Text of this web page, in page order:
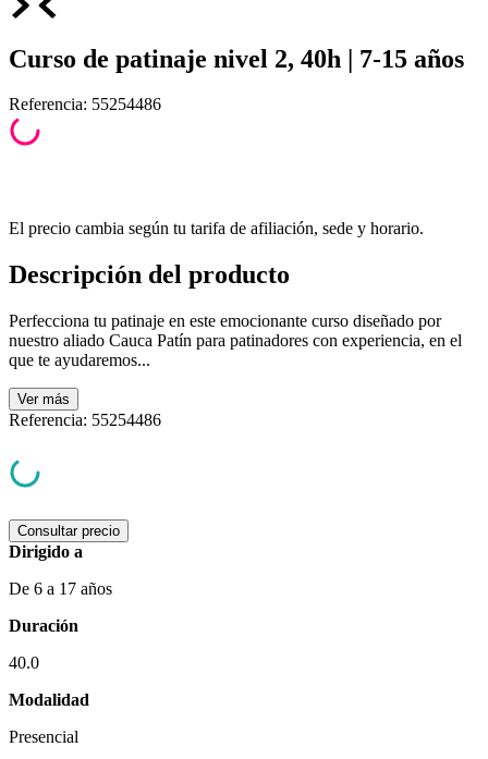
Curso de patinaje nivel 2, 40h | 7-15 años
Referencia: 55254486
El precio cambia según tu tarifa de afiliación, sede y horario.
Descripción del producto
Perfecciona tu patinaje en este emocionante curso diseñado por
nuestro aliado Cauca Patín para patinadores con experiencia, en el
que te ayudaremos...
Ver más
Referencia: 55254486
Consultar precio
Dirigido a
De 6 a 17 años
Duración
40.0
Modalidad
Presencial